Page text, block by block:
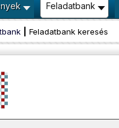
Feladatbank
Feladatbank keresés